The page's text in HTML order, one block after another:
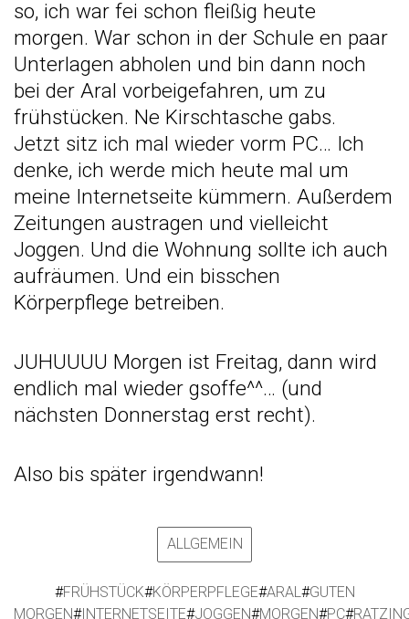
so, ich war fei schon fleißig heute
morgen. War schon in der Schule en paar
Unterlagen abholen und bin dann noch
bei der Aral vorbeigefahren, um zu
frühstücken. Ne Kirschtasche gabs.
Jetzt sitz ich mal wieder vorm PC… Ich
denke, ich werde mich heute mal um
meine Internetseite kümmern. Außerdem
Zeitungen austragen und vielleicht
Joggen. Und die Wohnung sollte ich auch
aufräumen. Und ein bisschen
Körperpflege betreiben.
JUHUUUU Morgen ist Freitag, dann wird
endlich mal wieder gsoffe^^… (und
nächsten Donnerstag erst recht).
Also bis später irgendwann!
ALLGEMEIN
#FRÜHSTÜCK#KÖRPERPFLEGE#ARAL#GUTEN
MORGEN#INTERNETSEITE#JOGGEN#MORGEN#PC#